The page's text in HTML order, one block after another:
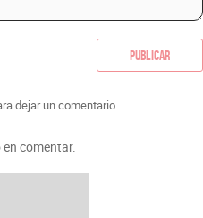
Publicar
dejar un comentario.
comentar.